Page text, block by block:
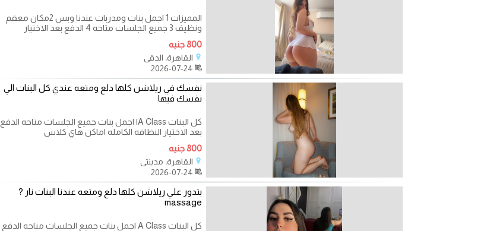
المميزات 1 اجمل بنات ومدربات عندنا وبس 2مكان معقم
ونظيف 3 جميع الجلسات متاحه 4 الدفع بعد الاختيار
800 جنيه
القاهرة، الدقي
نفسك في ريلاشن كلها دلع ومتعه عندي كل البنات الي
نفسك فيها
كل البنات A Classا اجمل بنات جميع الجلسات متاحه الدفع
بعد الاختيار النظافه الكامله اماكن هاي كلاس
800 جنيه
القاهرة، مدينتي
بتدور علي ريلاشن كلها دلع ومتعه عندنا البنات نار ?
massage
كل البنات A Class اجمل بنات جميع الجلسات متاحه الدفع